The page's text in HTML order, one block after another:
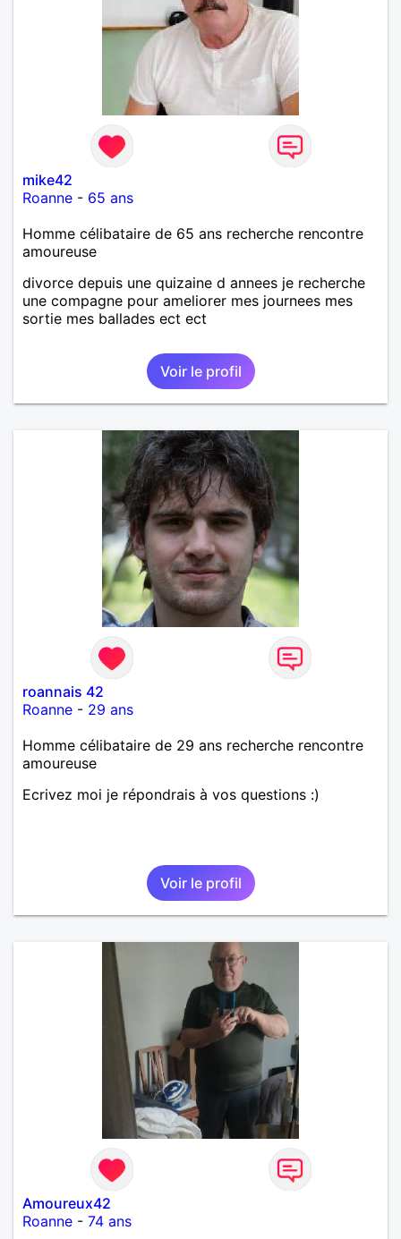
mike42
Roanne - 65 ans
Homme célibataire de 65 ans recherche rencontre
amoureuse
divorce depuis une quizaine d annees je recherche
une compagne pour ameliorer mes journees mes
sortie mes ballades ect ect
Voir le profil
roannais 42
Roanne - 29 ans
Homme célibataire de 29 ans recherche rencontre
amoureuse
Ecrivez moi je répondrais à vos questions :)
Voir le profil
Amoureux42
Roanne - 74 ans